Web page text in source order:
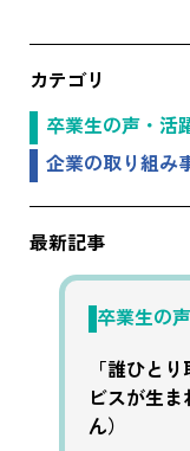
カテゴリ
卒業生の声・活
企業の取り組み
最新記事
卒業生の
「誰ひと
ビスが生
ん）